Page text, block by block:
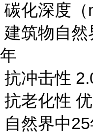
碳化深度（
建筑物自
年
抗冲击性
抗老化性
自然界中